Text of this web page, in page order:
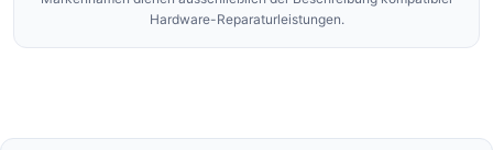
Hardware-Reparaturleistungen.